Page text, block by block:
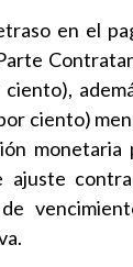
en el
ciento)
ajuste